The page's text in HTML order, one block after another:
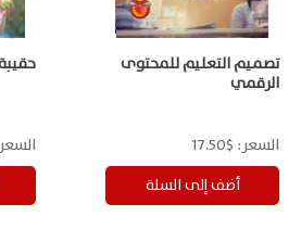
تصميم التعليم للمحتوى
الرقمي
السعر: $17.50